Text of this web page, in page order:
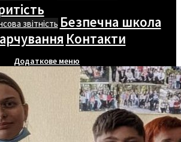
звітність Безпечна школа
Контакти
Додаткове меню